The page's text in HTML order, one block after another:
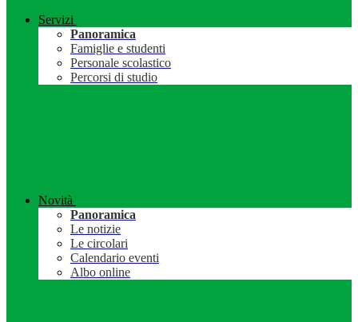
Servizi
Panoramica
Famiglie e studenti
Personale scolastico
Percorsi di studio
Novità
Panoramica
Le notizie
Le circolari
Calendario eventi
Albo online